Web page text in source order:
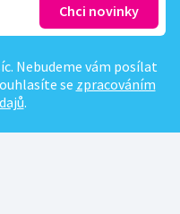
Nebudeme vám posílat
se zpracováním
.